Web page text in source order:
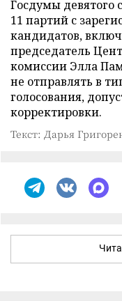
Госдумы девятого
11 партий с
кандидатов,
председатель
комиссии Элла
не отправлять в
голосования,
корректировки.
Текст: Дарья